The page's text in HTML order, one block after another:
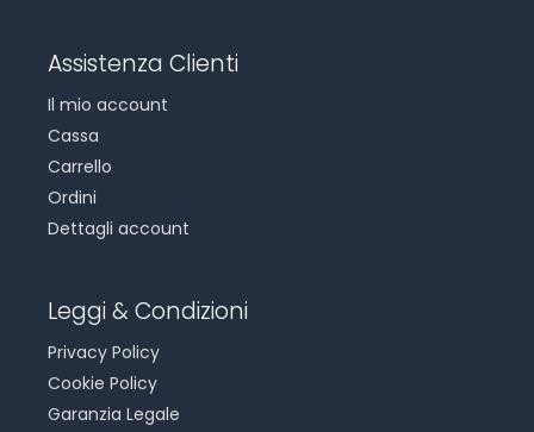
Assistenza Clienti
Il mio account
Cassa
Carrello
Ordini
Dettagli account
Leggi & Condizioni
Privacy Policy
Cookie Policy
Garanzia Legale